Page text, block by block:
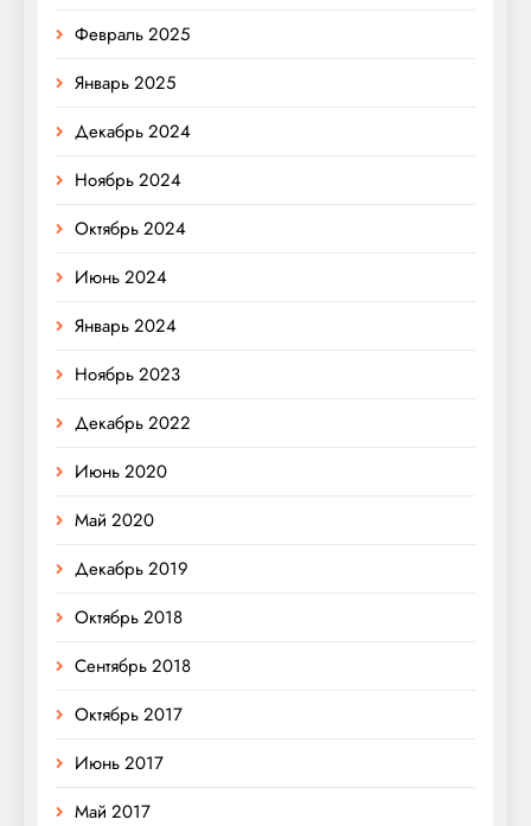
Февраль 2025
Январь 2025
Декабрь 2024
Ноябрь 2024
Октябрь 2024
Июнь 2024
Январь 2024
Ноябрь 2023
Декабрь 2022
Июнь 2020
Май 2020
Декабрь 2019
Октябрь 2018
Сентябрь 2018
Октябрь 2017
Июнь 2017
Май 2017